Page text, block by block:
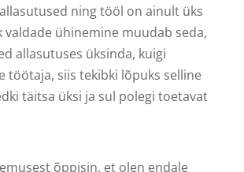
ning tööl on ainult üks
valdade ühinemine muudab seda,
allasutuses üksinda, kuigi
töötaja, siis tekibki lõpuks selline
täitsa üksi ja sul polegi toetavat
õppisin, et olen endale